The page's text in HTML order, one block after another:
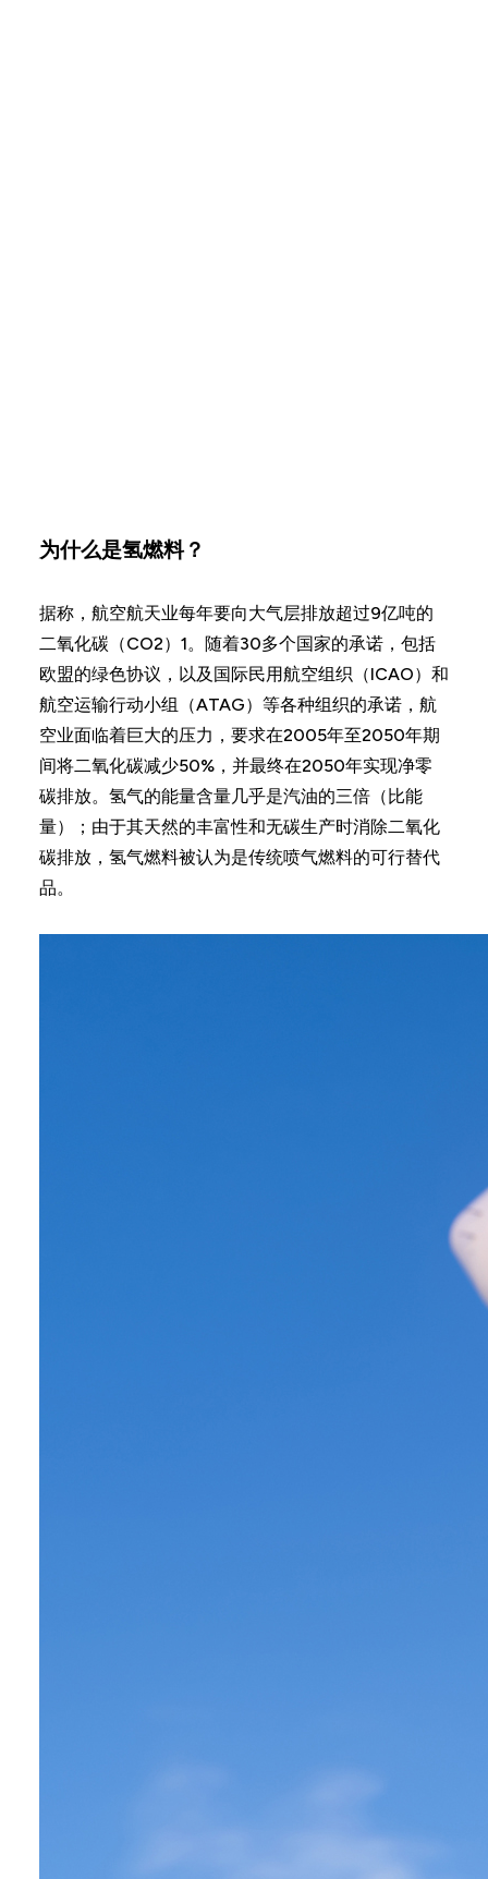
为什么是氢燃料？
据称，航空航天业每年要向大气层排放超过9亿吨的
二氧化碳（CO2）1。随着30多个国家的承诺，包括
欧盟的绿色协议，以及国际民用航空组织（ICAO）和
航空运输行动小组（ATAG）等各种组织的承诺，航
空业面临着巨大的压力，要求在2005年至2050年期
间将二氧化碳减少50%，并最终在2050年实现净零
碳排放。氢气的能量含量几乎是汽油的三倍（比能
量）；由于其天然的丰富性和无碳生产时消除二氧化
碳排放，氢气燃料被认为是传统喷气燃料的可行替代
品。